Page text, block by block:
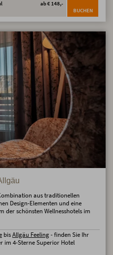
ab € 148,-
BUCHEN
aus traditionellen
Design-Elementen und eine
der schönsten Wellnesshotels im
bisAllgäu Feeling- finden Sie Ihr
im 4-Sterne Superior Hotel